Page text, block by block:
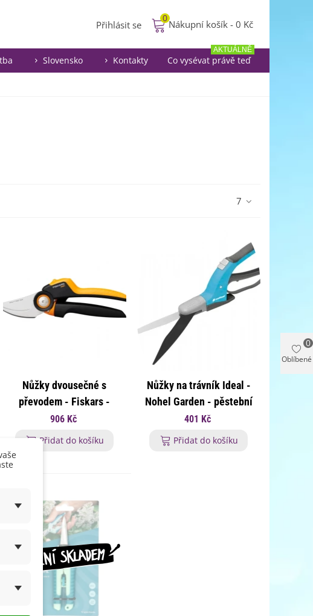
Přihlásit se
0
Nákupní košík - 0 Kč
Slovensko Kontakty Co vysévat právě teď
AKTUÁLNĚ
7
Nůžky dvousečné s
převodem - Fiskars -
pěstební pomůcky - 1 ks
906 Kč
Přidat do košíku
Nůžky na trávník Ideal -
Nohel Garden - pěstební
pomůcky - 1 ks
401 Kč
Přidat do košíku
Oblíbené
0